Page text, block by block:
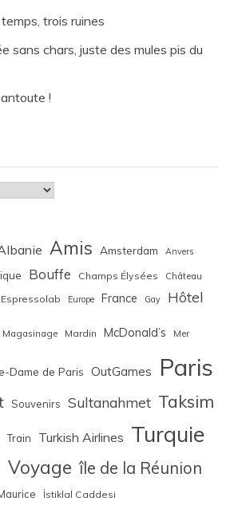
trois ruines
sans chars, juste des mules pis du
!
Amis Amsterdam Anvers
Bouffe Champs Élysées Château
Espressolab Europe France Gay Hôtel
Magasinage Mardin McDonald’s Mer
Dame de Paris OutGames Paris
Souvenirs Sultanahmet Taksim
Train Turkish Airlines Turquie
Voyage île de la Réunion
İstiklal Caddesi